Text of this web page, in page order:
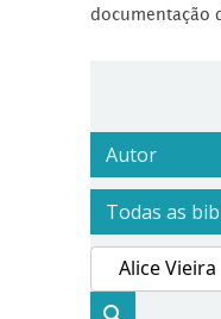
documentação